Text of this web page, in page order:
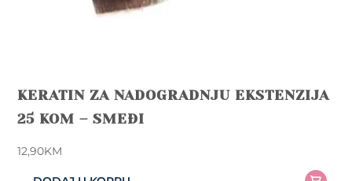
KERATIN ZA NADOGRADNJU EKSTENZIJA
25 KOM – SMEĐI
12,90KM